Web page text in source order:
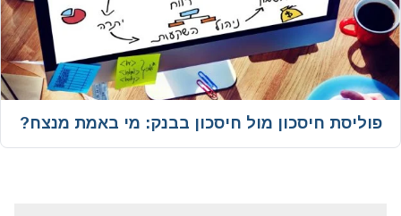
פוליסת חיסכון מול חיסכון בבנק: מי באמת מנצח?